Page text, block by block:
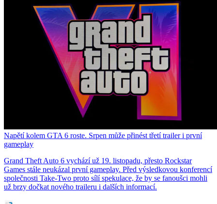
Napětí kolem GTA 6 roste. Srpen může přinést třetí trailer i první
gameplay
Grand Theft Auto 6 vychází už 19. listopadu, přesto Rockstar
Games stále neukázal první gameplay. Před výsledkovou konferencí
společnosti Take-Two proto sílí spekulace, že by se fanoušci mohli
už brzy dočkat nového traileru i dalších informací.